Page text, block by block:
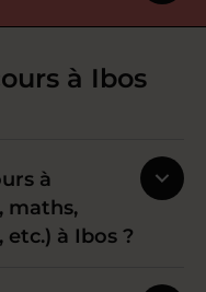
à Ibos
à
maths,
à Ibos ?